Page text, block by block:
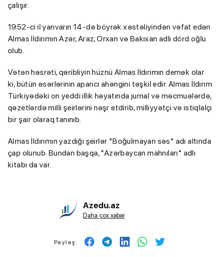
çalışır.
1952-ci il yanvarın 14-də böyrək xəstəliyindən vəfat edən
Almas İldırımın Azər, Araz, Orxan və Bakıxan adlı dörd oğlu
olub.
Vətən həsrəti, qəribliyin hüznü Almas İldırımın demək olar
ki, bütün əsərlərinin aparıcı ahəngini təşkil edir. Almas İldırım
Türkiyədəki on yeddi illik həyatında jurnal və məcmuələrdə,
qəzetlərdə milli şeirlərini nəşr etdirib, milliyyətçi və istiqlalçı
bir şair olaraq tanınıb.
Almas İldırımın yazdığı şeirlər "Boğulmayan səs" adı altında
çap olunub. Bundan başqa, "Azərbaycan mahnıları" adlı
kitabı da var.
Azedu.az
Daha çox xəbər
Paylaş: